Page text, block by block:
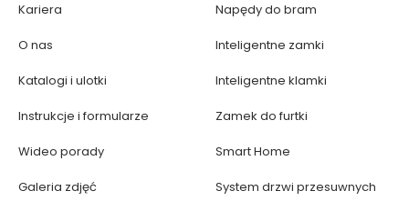
Kariera
O nas
Katalogi i ulotki
Instrukcje i formularze
Wideo porady
Galeria zdjęć
Napędy do bram
Inteligentne zamki
Inteligentne klamki
Zamek do furtki
Smart Home
System drzwi przesuwnych